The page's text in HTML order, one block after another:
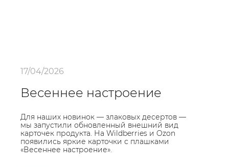
17/04/2026
Весеннее настроение
Для наших новинок — злаковых десертов —
мы запустили обновленный внешний вид
карточек продукта. На Wildberries и Ozon
появились яркие карточки с плашками
«Весеннее настроение».